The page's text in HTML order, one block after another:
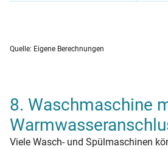
Quelle: Eigene Berechnungen
8. Waschmaschine
Viele Wasch- und Spülmaschinen